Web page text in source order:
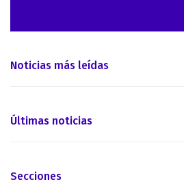
Noticias más leídas
Últimas noticias
Secciones